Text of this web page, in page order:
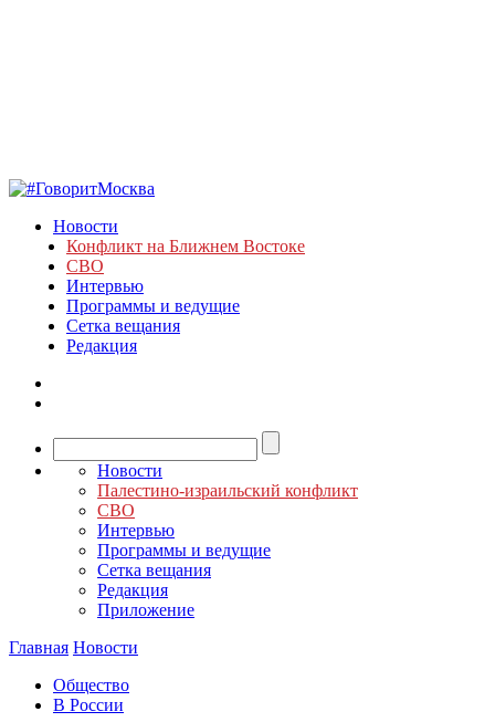
Новости
Конфликт на Ближнем Востоке
СВО
Интервью
Программы и ведущие
Сетка вещания
Редакция
Новости
Палестино-израильский конфликт
СВО
Интервью
Программы и ведущие
Сетка вещания
Редакция
Приложение
Главная Новости
Общество
В России